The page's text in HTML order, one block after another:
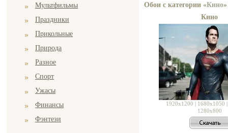
Мультфильмы
Праздники
Прикольные
Природа
Разное
Спорт
Ужасы
Финансы
Фэнтези
Обои с категории «Кино»
Кино
1920x1200 | 1680x1050
1280x800